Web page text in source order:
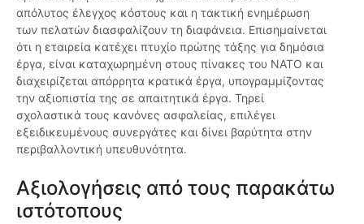
απόλυτος έλεγχος κόστους και η τακτική ενημέρωση
των πελατών διασφαλίζουν τη διαφάνεια. Επισημαίνεται
ότι η εταιρεία κατέχει πτυχίο πρώτης τάξης για δημόσια
έργα, είναι καταχωρημένη στους πίνακες του ΝΑΤΟ και
διαχειρίζεται απόρρητα κρατικά έργα, υπογραμμίζοντας
την αξιοπιστία της σε απαιτητικά έργα. Τηρεί
σχολαστικά τους κανόνες ασφαλείας, επιλέγει
εξειδικευμένους συνεργάτες και δίνει βαρύτητα στην
περιβαλλοντική υπευθυνότητα.
Αξιολογήσεις από τους παρακάτω
ιστότοπους